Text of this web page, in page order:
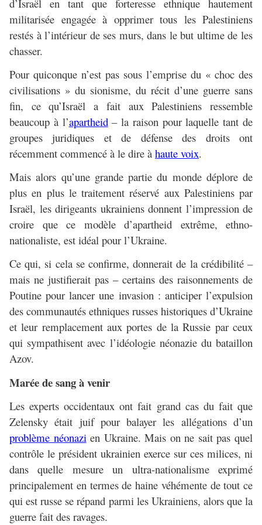
d’Israël en tant que forteresse ethnique hautement
militarisée engagée à opprimer tous les Palestiniens
restés à l’intérieur de ses murs, dans le but ultime de les
chasser.
Pour quiconque n’est pas sous l’emprise du « choc des
civilisations » du sionisme, du récit d’une guerre sans
fin, ce qu’Israël a fait aux Palestiniens ressemble
beaucoup à l’apartheid– la raison pour laquelle tant de
groupes juridiques et de défense des droits ont
récemment commencé à le dire à haute voix.
Mais alors qu’une grande partie du monde déplore de
plus en plus le traitement réservé aux Palestiniens par
Israël, les dirigeants ukrainiens donnent l’impression de
croire que ce modèle d’apartheid extrême, ethno-
nationaliste, est idéal pour l’Ukraine.
Ce qui, si cela se confirme, donnerait de la crédibilité –
mais ne justifierait pas – certains des raisonnements de
Poutine pour lancer une invasion : anticiper l’expulsion
des communautés ethniques russes historiques d’Ukraine
et leur remplacement aux portes de la Russie par ceux
qui sympathisent avec l’idéologie néonazie du bataillon
Azov.
Marée de sang à venir
Les experts occidentaux ont fait grand cas du fait que
Zelensky était juif pour balayer les allégations d’un
problème néonazien Ukraine. Mais on ne sait pas quel
contrôle le président ukrainien exerce sur ces milices, ni
dans quelle mesure un ultra-nationalisme exprimé
principalement en termes de haine véhémente de tout ce
qui est russe se répand parmi les Ukrainiens, alors que la
guerre fait des ravages.